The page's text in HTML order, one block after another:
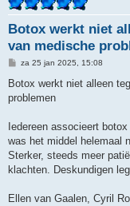
Botox werkt niet
van medische
B
r
c
za 25 jan 2025, 15:08
Botox werkt niet alleen
problemen
Iedereen associeert
was het middel helemaal
Sterker, steeds meer
klachten. Deskundigen
Ellen van Gaalen, Cyril